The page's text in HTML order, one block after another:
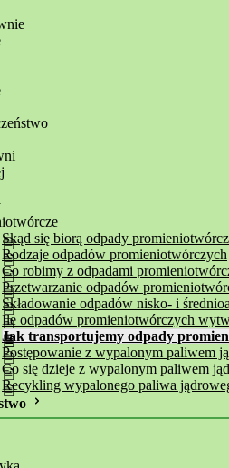
Skąd się biorą odpady
Rodzaje odpadów promieniotwórczych
Co robimy z odpadami
Przetwarzanie odpadów
Składowanie odpadów nisko- i
Ile odpadów promieniotwórczych
Jak transportujemy odpady
Postępowanie z wypalonym paliwem
Co się dzieje z wypalonym paliwem
Recykling wypalonego paliwa